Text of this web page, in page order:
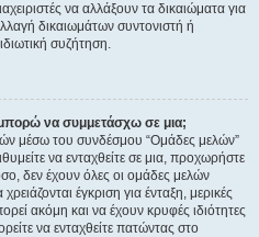
να αλλάξουν τα δικαιώματα για
δικαιωμάτων συντονιστή ή
συζήτηση.
να συμμετάσχω σε μια;
μέσω του συνδέσμου “Ομάδες μελών”
να ενταχθείτε σε μια, προχωρήστε
δεν έχουν όλες οι ομάδες μελών
έγκριση για ένταξη, μερικές
ακόμη και να έχουν κρυφές ιδιότητες
να ενταχθείτε πατώντας στο